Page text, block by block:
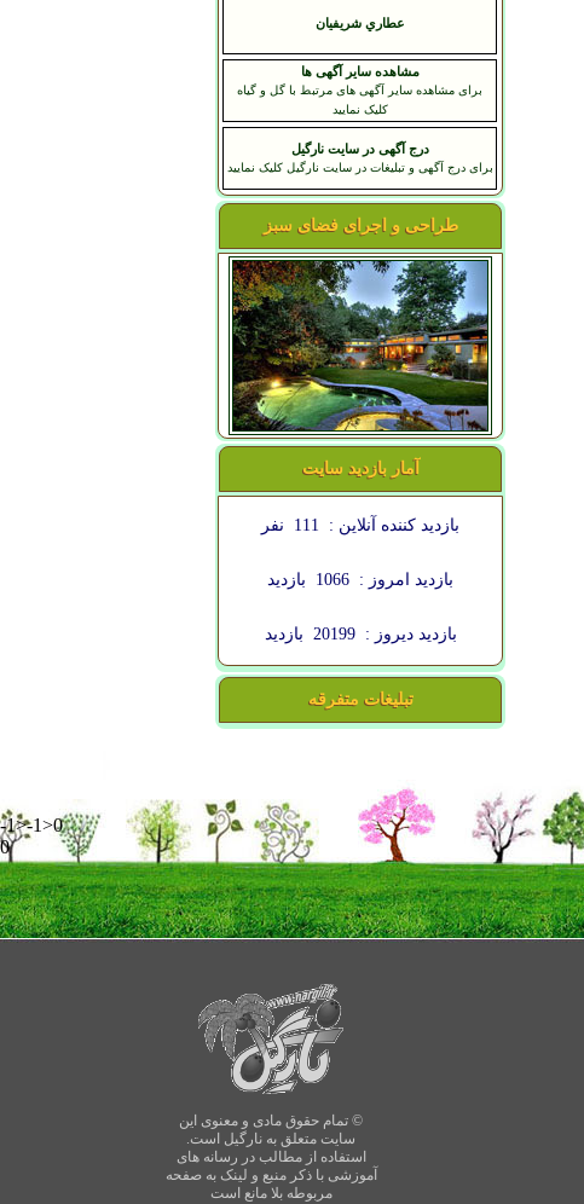
عطاري شريفيان
مشاهده سایر آگهی ها
برای مشاهده سایر آگهی های مرتبط با گل و گیاه
کلیک نمایید
درج آگهی در سایت نارگیل
برای درج آگهی و تبلیغات در سایت نارگیل کلیک نمایید
طراحی و اجرای فضای سبز
آمار بازدید سایت
بازدید کننده آنلاین : 111 نفر
بازدید امروز : 1066 بازدید
بازدید دیروز : 20199 بازدید
تبلیغات متفرقه
-1>-1>0
0
© تمام حقوق مادی و معنوی این
سایت متعلق به نارگیل است.
استفاده از مطالب در رسانه های
آموزشی با ذکر منبع و لینک به صفحه
مربوطه بلا مانع است